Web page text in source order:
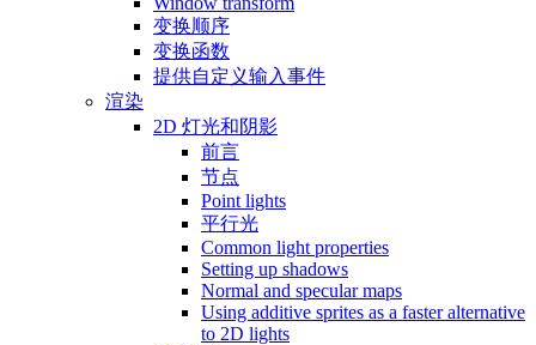
变换顺序
变换函数
提供自定义输入事件
渲染
2D 灯光和阴影
前言
节点
Point lights
平行光
Common light properties
Setting up shadows
Normal and specular maps
Using additive sprites as a faster alternative
to 2D lights